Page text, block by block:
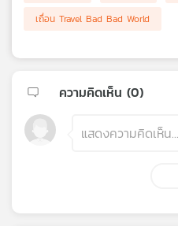
เถื่อน Travel Bad Bad World
ความคิดเห็น (0)